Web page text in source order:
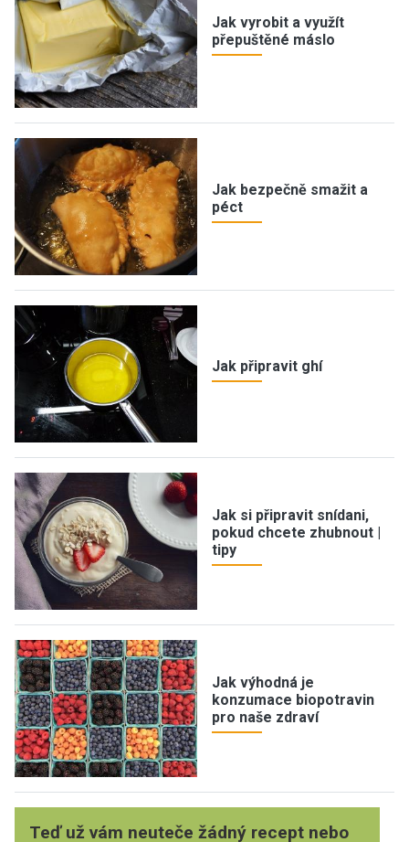
Jak vyrobit a využít
přepuštěné máslo
Jak bezpečně smažit a
péct
Jak připravit ghí
Jak si připravit snídani,
pokud chcete zhubnout |
tipy
Jak výhodná je
konzumace biopotravin
pro naše zdraví
Teď už vám neuteče žádný recept nebo